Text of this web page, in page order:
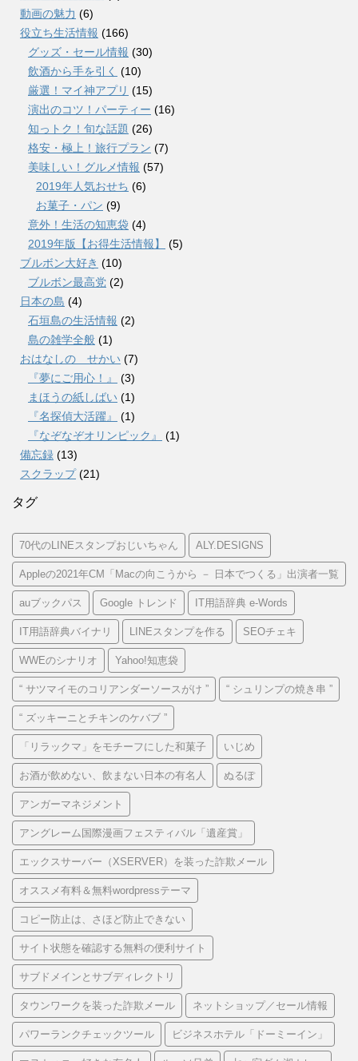
動画の魅力 (6)
役立ち生活情報 (166)
グッズ・セール情報 (30)
飲酒から手を引く (10)
厳選！マイ神アプリ (15)
演出のコツ！パーティー (16)
知っトク！旬な話題 (26)
格安・極上！旅行プラン (7)
美味しい！グルメ情報 (57)
2019年人気おせち (6)
お菓子・パン (9)
意外！生活の知恵袋 (4)
2019年版【お得生活情報】
(5)
ブルボン大好き (10)
ブルボン最高党 (2)
日本の島 (4)
石垣島の生活情報 (2)
島の雑学全般 (1)
おはなしの せかい (7)
『夢にご用心！』
(3)
まほうの紙しばい (1)
『名探偵大活躍』
(1)
『なぞなぞオリンピック』
(1)
備忘録 (13)
スクラップ(21)
タグ
70代のLINEスタンプおじいちゃん ALY.DESIGNS
Appleの2021年CM「Macの向こうから － 日本でつくる」出演者一覧
auブックパス Google トレンド IT用語辞典 e-Words
IT用語辞典バイナリ LINEスタンプを作る SEOチェキ
WWEのシナリオ Yahoo!知恵袋
“ サツマイモのコリアンダーソースがけ ” “ シュリンプの焼き串 ”
“ ズッキーニとチキンのケバブ ”
「リラックマ」をモチーフにした和菓子 いじめ
お酒が飲めない、飲まない日本の有名人 ぬるぽ
アンガーマネジメント
アングレーム国際漫画フェスティバル「遺産賞」
エックスサーバー（XSERVER）を装った詐欺メール
オススメ有料＆無料wordpressテーマ
コピー防止は、さほど防止できない
サイト状態を確認する無料の便利サイト
サブドメインとサブディレクトリ
タウンワークを装った詐欺メール ネットショップ／セール情報
パワーランクチェックツール ビジネスホテル「ドーミーイン」